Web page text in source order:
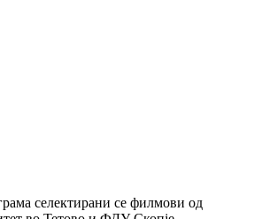
селектирани се филмови од